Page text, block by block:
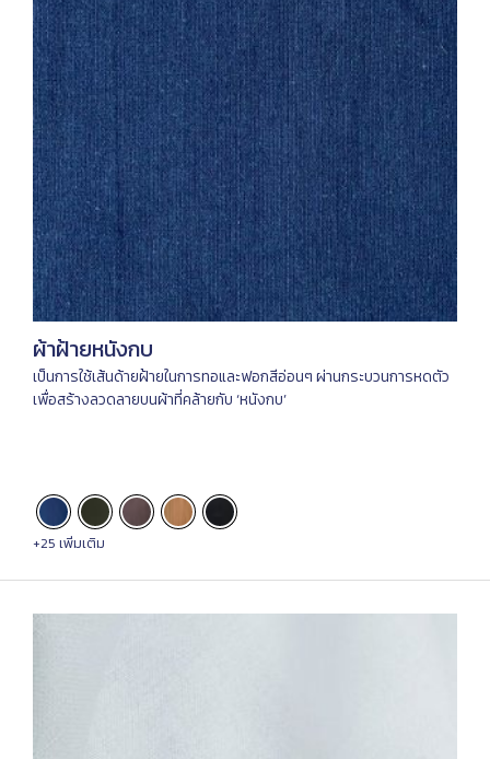
ผ้าฝ้ายหนังกบ
เป็นการใช้เส้นด้ายฝ้ายในการทอและฟอกสีอ่อนๆ ผ่านกระบวนการหดตัว
เพื่อสร้างลวดลายบนผ้าที่คล้ายกับ ‘หนังกบ’
+25 เพิ่มเติม